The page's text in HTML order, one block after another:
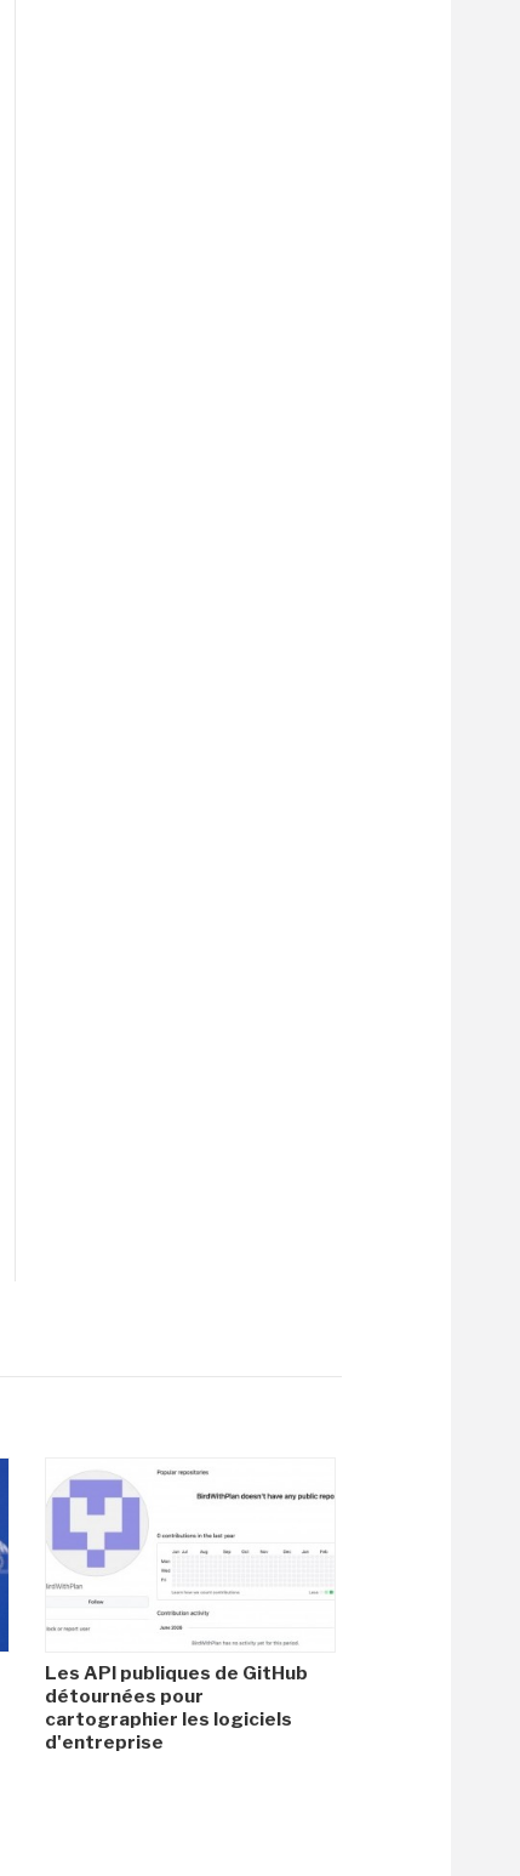
Les API publiques de GitHub
détournées pour
cartographier les logiciels
d'entreprise